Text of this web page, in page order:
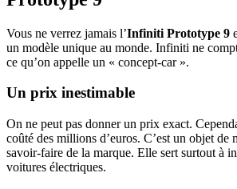
Vous ne verrez jamais l’Infiniti Prototype 9
un modèle unique au monde. Infiniti ne
ce qu’on appelle un « concept-car ».
Un prix inestimable
On ne peut pas donner un prix exact.
coûté des millions d’euros. C’est un objet de
savoir-faire de la marque. Elle sert surtout à
voitures électriques.